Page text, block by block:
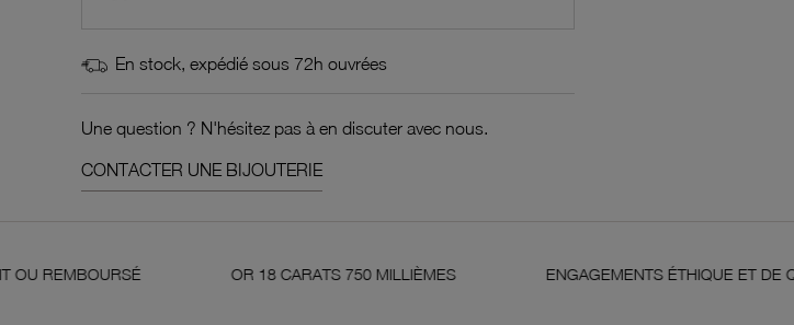
En stock, expédié sous 72h ouvrées
Une question ? N'hésitez pas à en discuter avec nous.
CONTACTER UNE BIJOUTERIE
OR 18 CARATS 750 MILLIÈMES ENGAGEMENTS ÉTHIQUE ET DE QUALITÉ